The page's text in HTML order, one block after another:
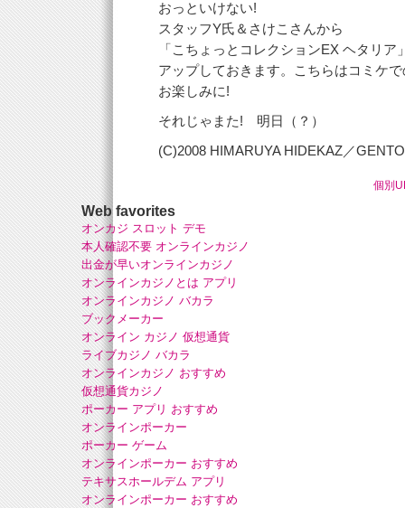
おっといけない!
スタッフY氏＆さけこさんから
「こちょっとコレクションEX ヘタリア
アップしておきます。こちらはコミケ
お楽しみに!
それじゃまた! 明日（？）
(C)2008 HIMARUYA HIDEKAZ／
個別
Web favorites
オンカジ スロット デモ
本人確認不要 オンラインカジノ
出金が早いオンラインカジノ
オンラインカジノとは アプリ
オンラインカジノ バカラ
ブックメーカー
オンライン カジノ 仮想通貨
ライブカジノ バカラ
オンラインカジノ おすすめ
仮想通貨カジノ
ポーカー アプリ おすすめ
オンラインポーカー
ポーカー ゲーム
オンラインポーカー おすすめ
テキサスホールデム アプリ
オンラインポーカー おすすめ